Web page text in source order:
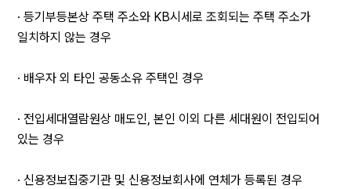
· 등기부등본상 주택 주소와 KB시세로 조회되는 주택 주소가
일치하지 않는 경우
· 배우자 외 타인 공동소유 주택인 경우
· 전입세대열람원상 매도인, 본인 이외 다른 세대원이 전입되어
있는 경우
· 신용정보집중기관 및 신용정보회사에 연체가 등록된 경우